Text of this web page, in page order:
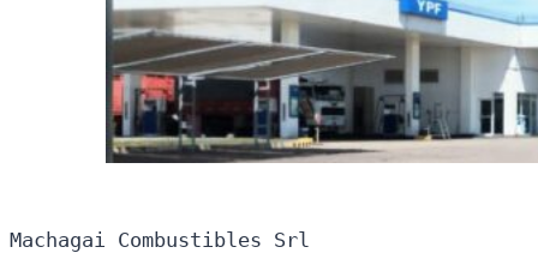
Machagai Combustibles Srl